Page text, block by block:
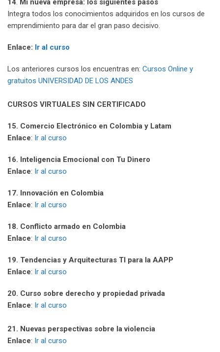
Integra todos los conocimientos adquiridos en los cursos de
emprendimiento para dar el gran paso decisivo.
Enlace: Ir al curso
Los anteriores cursos los encuentras en: Cursos Online y
gratuitos UNIVERSIDAD DE LOS ANDES
CURSOS VIRTUALES SIN CERTIFICADO
15. Comercio Electrónico en Colombia y Latam
Enlace: Ir al curso
16. Inteligencia Emocional con Tu Dinero
Enlace: Ir al curso
17. Innovación en Colombia
Enlace: Ir al curso
18. Conflicto armado en Colombia
Enlace: Ir al curso
19. Tendencias y Arquitecturas TI para la AAPP
Enlace: Ir al curso
20. Curso sobre derecho y propiedad privada
Enlace: Ir al curso
21. Nuevas perspectivas sobre la violencia
Enlace: Ir al curso